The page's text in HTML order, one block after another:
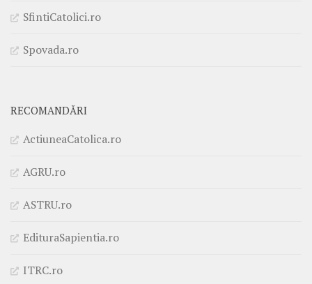
SfintiCatolici.ro
Spovada.ro
RECOMANDĂRI
ActiuneaCatolica.ro
AGRU.ro
ASTRU.ro
EdituraSapientia.ro
ITRC.ro